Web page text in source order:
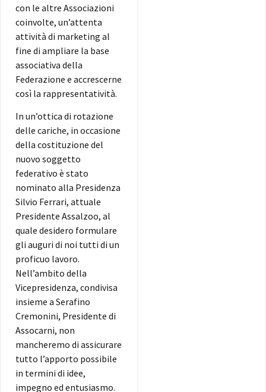
con le altre Associazioni
coinvolte, un’attenta
attività di marketing al
fine di ampliare la base
associativa della
Federazione e accrescerne
così la rappresentatività.
In un’ottica di rotazione
delle cariche, in occasione
della costituzione del
nuovo soggetto
federativo è stato
nominato alla Presidenza
Silvio Ferrari, attuale
Presidente Assalzoo, al
quale desidero formulare
gli auguri di noi tutti di un
proficuo lavoro.
Nell’ambito della
Vicepresidenza, condivisa
insieme a Serafino
Cremonini, Presidente di
Assocarni, non
mancheremo di assicurare
tutto l’apporto possibile
in termini di idee,
impegno ed entusiasmo.